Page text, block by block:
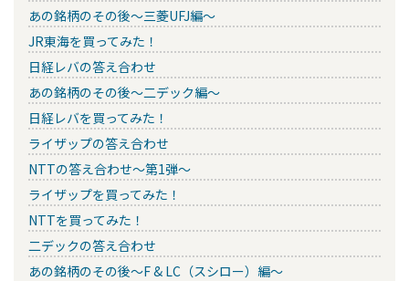
あの銘柄のその後～三菱UFJ編～
JR東海を買ってみた！
日経レバの答え合わせ
あの銘柄のその後～二デック編～
日経レバを買ってみた！
ライザップの答え合わせ
NTTの答え合わせ～第1弾～
ライザップを買ってみた！
NTTを買ってみた！
二デックの答え合わせ
あの銘柄のその後～F & LC（スシロー）編～